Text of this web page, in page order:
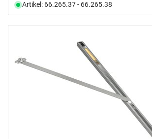
Artikel: 66.265.37 - 66.265.38